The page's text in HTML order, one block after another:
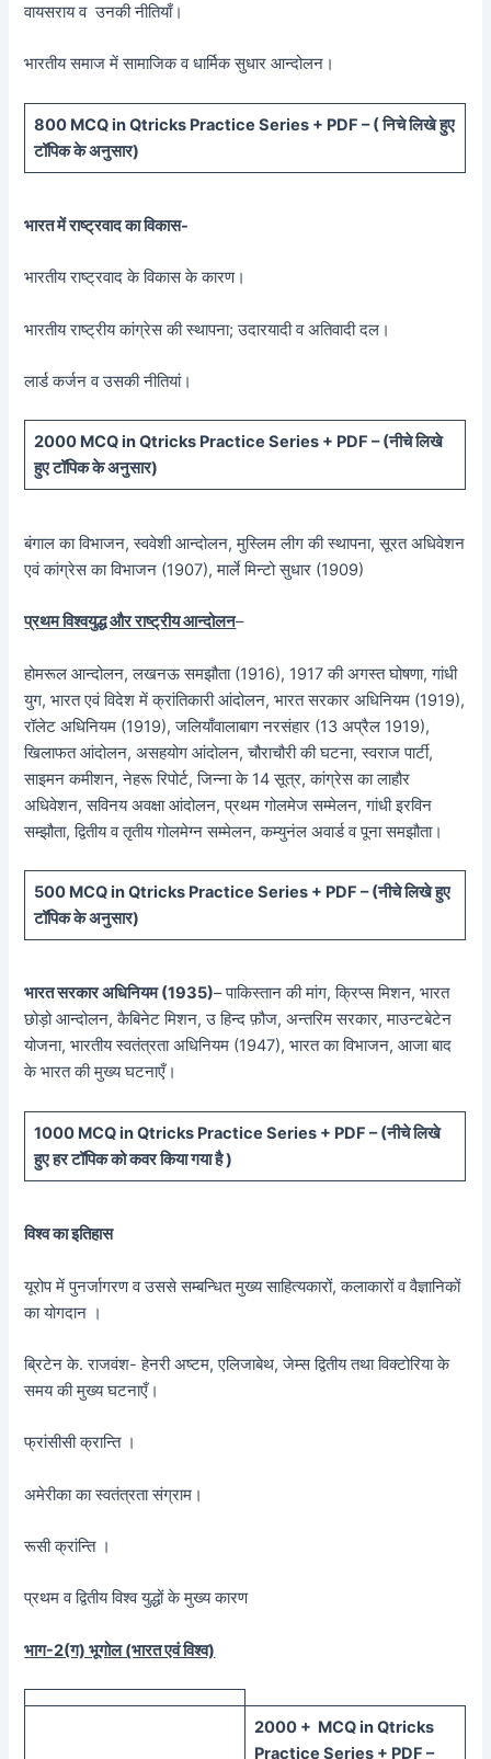
वायसराय व उनकी नीतियाँ।
भारतीय समाज में सामाजिक व धार्मिक सुधार आन्दोलन।
800 MCQ in Qtricks Practice Series + PDF – (निचे लिखे हुए
टॉपिक के अनुसार)
भारत में राष्ट्रवाद का विकास-
भारतीय राष्ट्रवाद के विकास के कारण।
भारतीय राष्ट्रीय कांग्रेस की स्थापना; उदारयादी व अतिवादी दल।
लार्ड कर्जन व उसकी नीतियां।
2000 MCQ in Qtricks Practice Series + PDF – (नीचेलिखे
हुए टॉपिक के अनुसार)
बंगाल का विभाजन, स्ववेशी आन्दोलन, मुस्लिम लीग की स्थापना, सूरत अधिवेशन
एवं कांग्रेस का विभाजन (1907), मार्ले मिन्टो सुधार (1909)
प्रथम विश्वयुद्ध और राष्ट्रीय आन्दोलन–
होमरूल आन्दोलन, लखनऊ समझौता (1916), 1917 की अगस्त घोषणा, गांधी
युग, भारत एवं विदेश में क्रांतिकारी आंदोलन, भारत सरकार अधिनियम (1919),
रॉलेट अधिनियम (1919), जलियाँवालाबाग नरसंहार (13 अप्रैल 1919),
खिलाफत आंदोलन, असहयोग आंदोलन, चौराचौरी की घटना, स्वराज पार्टी,
साइमन कमीशन, नेहरू रिपोर्ट, जिन्ना के 14 सूत्र, कांग्रेस का लाहौर
अधिवेशन, सविनय अवक्षा आंदोलन, प्रथम गोलमेज सम्मेलन, गांधी इरविन
सम्झौता, द्वितीय व तृतीय गोलमेग्न सम्मेलन, कम्युनंल अवार्ड व पूना समझौता।
500 MCQ in Qtricks Practice Series + PDF – (नीचेलिखे हुए
टॉपिक के अनुसार)
भारत सरकार अधिनियम (1935)– पाकिस्तान की मांग, क्रिप्स मिशन, भारत
छोड़ो आन्दोलन, कैबिनेट मिशन, उ हिन्द फ़ौज, अन्तरिम सरकार, माउन्टबेटेन
योजना, भारतीय स्वतंत्रता अधिनियम (1947), भारत का विभाजन, आजा बाद
के भारत की मुख्य घटनाएँ।
1000 MCQ in Qtricks Practice Series + PDF – (नीचेलिखे
हुएहर टॉपिक को कवर किया गया है )
विश्व का इतिहास
यूरोप में पुनर्जागरण व उससे सम्बन्धित मुख्य साहित्यकारों, कलाकारों व वैज्ञानिकों
का योगदान ।
ब्रिटेन के. राजवंश- हेनरी अष्टम, एलिजाबेथ, जेम्स द्वितीय तथा विक्टोरिया के
समय की मुख्य घटनाएँ।
फ्रांसीसी क्रान्ति ।
अमेरीका का स्वतंत्रता संग्राम।
रूसी क्रांन्ति ।
प्रथम व द्वितीय विश्व युद्धों के मुख्य कारण
भाग-2(ग) भूगोल (भारत एवं विश्व)
2000 + MCQ in Qtricks
Practice Series + PDF –